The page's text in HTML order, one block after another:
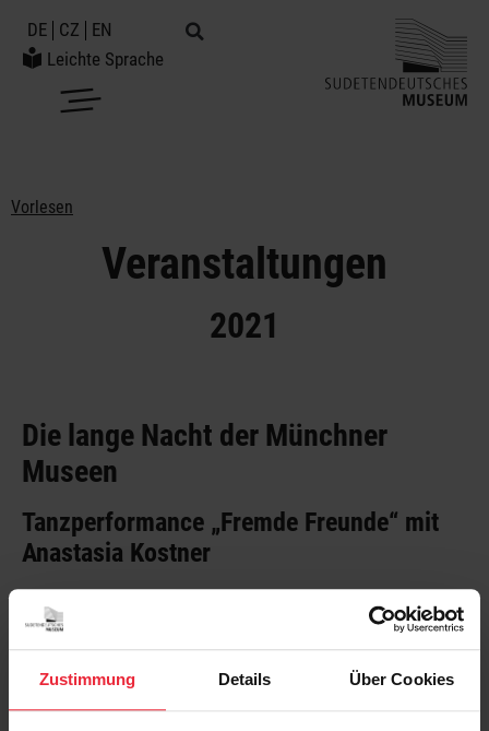
Zustimmung Details Über Cookies
DE CZ
EN
Leichte Sprache
Vorlesen
Veranstaltungen
2021
Die lange Nacht der Münchner
Museen
Tanzperformance „Fremde Freunde“ mit
Anastasia Kostner